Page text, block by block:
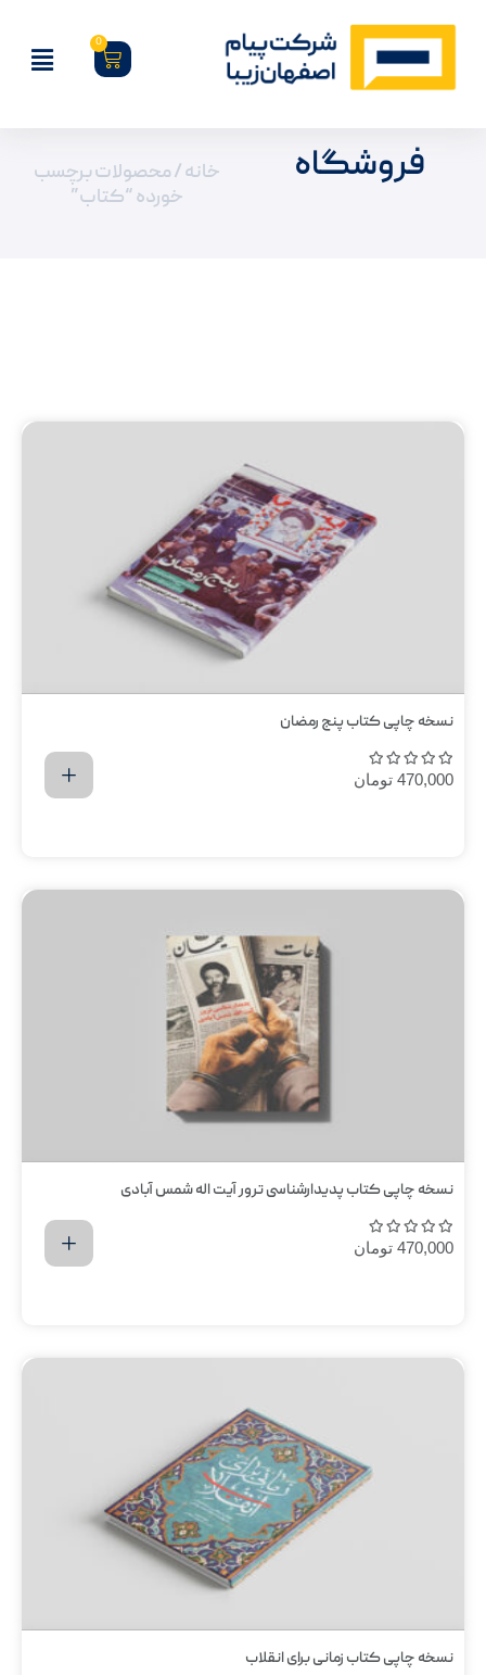
0
فروشگاه خانه/ محصولات برچسب
خورده “کتاب”
نسخه چاپی کتاب پنج رمضان
470,000 تومان
نسخه چاپی کتاب پدیدارشناسی ترور آيت اله شمس آبادی
470,000 تومان
نسخه چاپی کتاب زمانی برای انقلاب